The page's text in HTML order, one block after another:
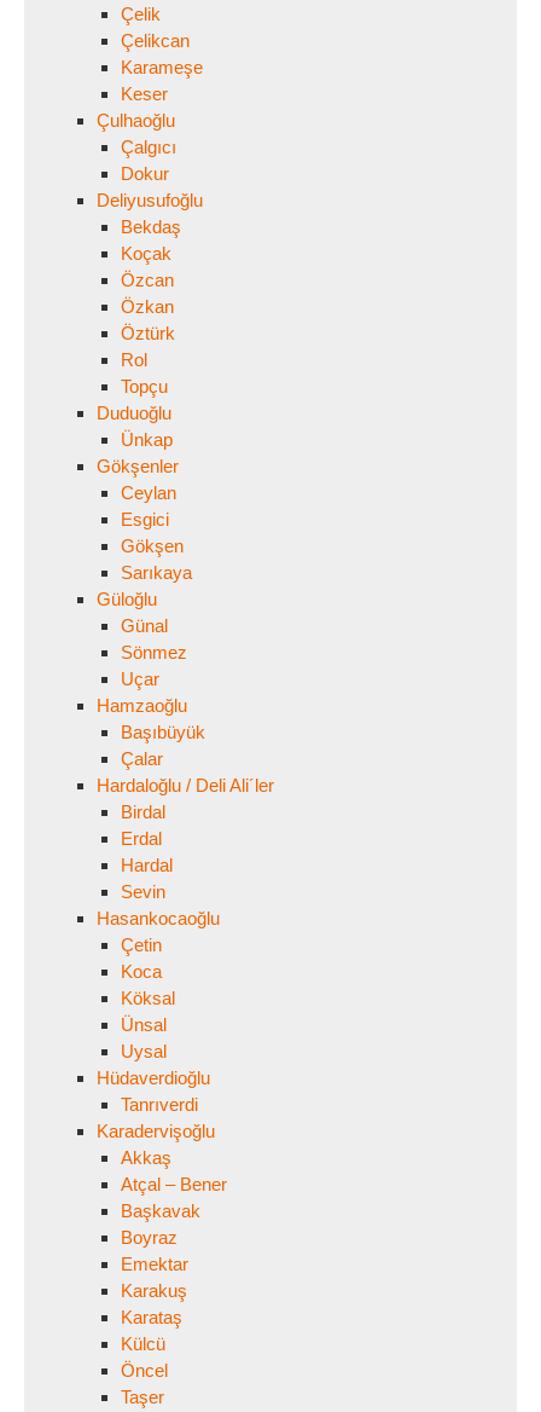
Çelik
Çelikcan
Karameşe
Keser
Çulhaoğlu
Çalgıcı
Dokur
Deliyusufoğlu
Bekdaş
Koçak
Özcan
Özkan
Öztürk
Rol
Topçu
Duduoğlu
Ünkap
Gökşenler
Ceylan
Esgici
Gökşen
Sarıkaya
Güloğlu
Günal
Sönmez
Uçar
Hamzaoğlu
Başıbüyük
Çalar
Hardaloğlu / Deli Ali´ler
Birdal
Erdal
Hardal
Sevin
Hasankocaoğlu
Çetin
Koca
Köksal
Ünsal
Uysal
Hüdaverdioğlu
Tanrıverdi
Karadervişoğlu
Akkaş
Atçal – Bener
Başkavak
Boyraz
Emektar
Karakuş
Karataş
Külcü
Öncel
Taşer